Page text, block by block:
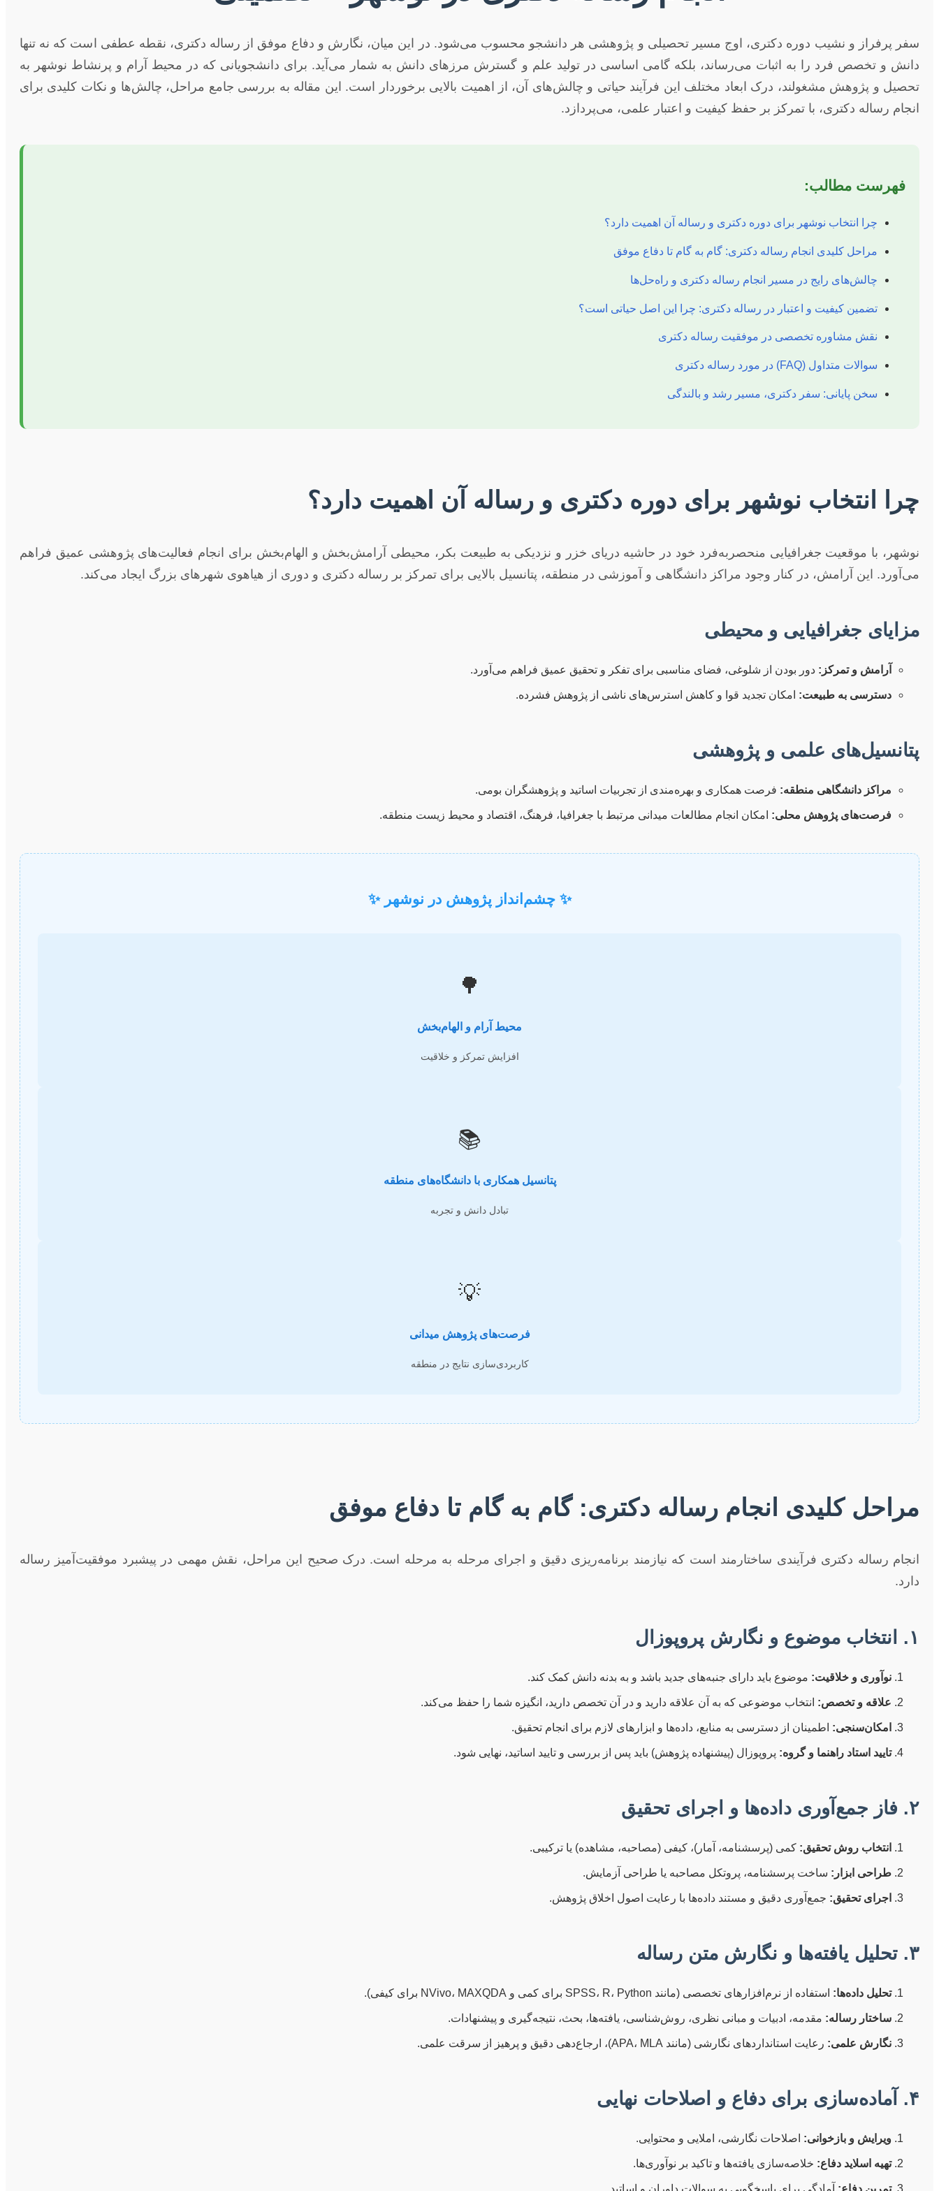
سفر پرفراز و نشیب دوره دکتری، اوج مسیر تحصیلی و پژوهشی هر دانشجو محسوب می‌شود. در این میان، نگارش و دفاع موفق از رساله دکتری، نقطه عطفی است که نه تنها
دانش و تخصص فرد را به اثبات می‌رساند، بلکه گامی اساسی در تولید علم و گسترش مرزهای دانش به شمار می‌آید. برای دانشجویانی که در محیط آرام و پرنشاط نوشهر به
تحصیل و پژوهش مشغولند، درک ابعاد مختلف این فرآیند حیاتی و چالش‌های آن، از اهمیت بالایی برخوردار است. این مقاله به بررسی جامع مراحل، چالش‌ها و نکات کلیدی برای
انجام رساله دکتری، با تمرکز بر حفظ کیفیت و اعتبار علمی، می‌پردازد.
فهرست مطالب:
چرا انتخاب نوشهر برای دوره دکتری و رساله آن اهمیت دارد؟
مراحل کلیدی انجام رساله دکتری: گام به گام تا دفاع موفق
چالش‌های رایج در مسیر انجام رساله دکتری و راه‌حل‌ها
تضمین کیفیت و اعتبار در رساله دکتری: چرا این اصل حیاتی است؟
نقش مشاوره تخصصی در موفقیت رساله دکتری
سوالات متداول (FAQ) در مورد رساله دکتری
سخن پایانی: سفر دکتری، مسیر رشد و بالندگی
چرا انتخاب نوشهر برای دوره دکتری و رساله آن اهمیت دارد؟
نوشهر، با موقعیت جغرافیایی منحصربه‌فرد خود در حاشیه دریای خزر و نزدیکی به طبیعت بکر، محیطی آرامش‌بخش و الهام‌بخش برای انجام فعالیت‌های پژوهشی عمیق فراهم
می‌آورد. این آرامش، در کنار وجود مراکز دانشگاهی و آموزشی در منطقه، پتانسیل بالایی برای تمرکز بر رساله دکتری و دوری از هیاهوی شهرهای بزرگ ایجاد می‌کند.
مزایای جغرافیایی و محیطی
آرامش و تمرکز: دور بودن از شلوغی، فضای مناسبی برای تفکر و تحقیق عمیق فراهم می‌آورد.
دسترسی به طبیعت: امکان تجدید قوا و کاهش استرس‌های ناشی از پژوهش فشرده.
پتانسیل‌های علمی و پژوهشی
مراکز دانشگاهی منطقه: فرصت همکاری و بهره‌مندی از تجربیات اساتید و پژوهشگران بومی.
فرصت‌های پژوهش محلی: امکان انجام مطالعات میدانی مرتبط با جغرافیا، فرهنگ، اقتصاد و محیط زیست منطقه.
✨ چشم‌انداز پژوهش در نوشهر ✨
🌳
محیط آرام و الهام‌بخش
افزایش تمرکز و خلاقیت
📚
پتانسیل همکاری با دانشگاه‌های منطقه
تبادل دانش و تجربه
💡
فرصت‌های پژوهش میدانی
کاربردی‌سازی نتایج در منطقه
مراحل کلیدی انجام رساله دکتری: گام به گام تا دفاع موفق
انجام رساله دکتری فرآیندی ساختارمند است که نیازمند برنامه‌ریزی دقیق و اجرای مرحله به مرحله است. درک صحیح این مراحل، نقش مهمی در پیشبرد موفقیت‌آمیز رساله
دارد.
۱. انتخاب موضوع و نگارش پروپوزال
نوآوری و خلاقیت: موضوع باید دارای جنبه‌های جدید باشد و به بدنه دانش کمک کند.
علاقه و تخصص: انتخاب موضوعی که به آن علاقه دارید و در آن تخصص دارید، انگیزه شما را حفظ می‌کند.
امکان‌سنجی: اطمینان از دسترسی به منابع، داده‌ها و ابزارهای لازم برای انجام تحقیق.
تایید استاد راهنما و گروه: پروپوزال (پیشنهاده پژوهش) باید پس از بررسی و تایید اساتید، نهایی شود.
۲. فاز جمع‌آوری داده‌ها و اجرای تحقیق
انتخاب روش تحقیق: کمی (پرسشنامه، آمار)، کیفی (مصاحبه، مشاهده) یا ترکیبی.
طراحی ابزار: ساخت پرسشنامه، پروتکل مصاحبه یا طراحی آزمایش.
اجرای تحقیق: جمع‌آوری دقیق و مستند داده‌ها با رعایت اصول اخلاق پژوهش.
۳. تحلیل یافته‌ها و نگارش متن رساله
تحلیل داده‌ها: استفاده از نرم‌افزارهای تخصصی (مانند SPSS، R، Python برای کمی و NVivo، MAXQDA برای کیفی).
ساختار رساله: مقدمه، ادبیات و مبانی نظری، روش‌شناسی، یافته‌ها، بحث، نتیجه‌گیری و پیشنهادات.
نگارش علمی: رعایت استانداردهای نگارشی (مانند APA، MLA)، ارجاع‌دهی دقیق و پرهیز از سرقت علمی.
۴. آماده‌سازی برای دفاع و اصلاحات نهایی
ویرایش و بازخوانی: اصلاحات نگارشی، املایی و محتوایی.
تهیه اسلاید دفاع: خلاصه‌سازی یافته‌ها و تاکید بر نوآوری‌ها.
تمرین دفاع: آمادگی برای پاسخگویی به سوالات داوران و اساتید.